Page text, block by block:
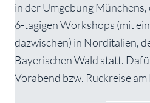
in der Umgebung
6-tägigen Workshops (mit
dazwischen) in Norditalien,
Bayerischen Wald statt.
Vorabend bzw. Rückreise